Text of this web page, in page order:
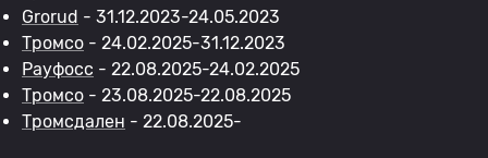
Grorud - 31.12.2023-24.05.2023
Тромсо - 24.02.2025-31.12.2023
Рауфосс - 22.08.2025-24.02.2025
Тромсо - 23.08.2025-22.08.2025
Тромсдален - 22.08.2025-